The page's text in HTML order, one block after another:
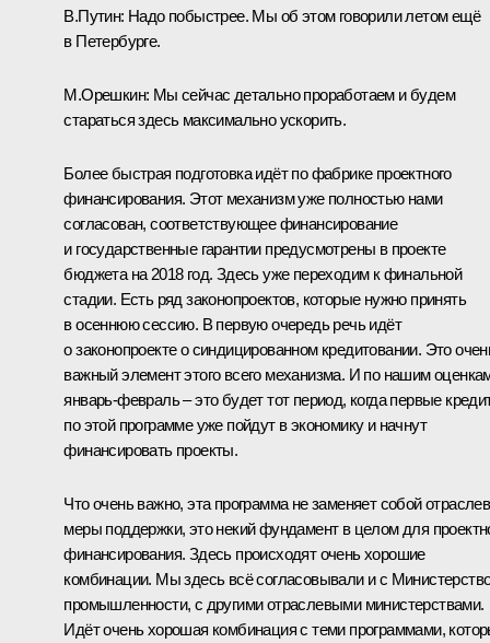
В.Путин: Надо побыстрее. Мы об этом говорили летом ещё
в Петербурге.
М.Орешкин: Мы сейчас детально проработаем и будем
стараться здесь максимально ускорить.
Более быстрая подготовка идёт по фабрике проектного
финансирования. Этот механизм уже полностью нами
согласован, соответствующее финансирование
и государственные гарантии предусмотрены в проекте
бюджета на 2018 год. Здесь уже переходим к финальной
стадии. Есть ряд законопроектов, которые нужно принять
в осеннюю сессию. В первую очередь речь идёт
о законопроекте о синдицированном кредитовании. Это
важный элемент этого всего механизма. И по нашим
январь-февраль – это будет тот период, когда первые
по этой программе уже пойдут в экономику и начнут
финансировать проекты.
Что очень важно, эта программа не заменяет собой
меры поддержки, это некий фундамент в целом для
финансирования. Здесь происходят очень хорошие
комбинации. Мы здесь всё согласовывали и с
промышленности, с другими отраслевыми министерствами.
Идёт очень хорошая комбинация с теми программами,